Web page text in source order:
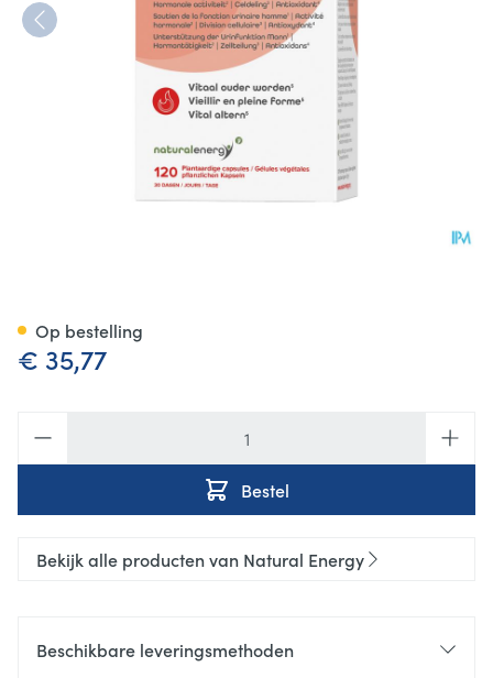
€ 35,77
Bestel
Op bestelling
Bekijk alle producten van Natural Energy
Beschikbare leveringsmethoden